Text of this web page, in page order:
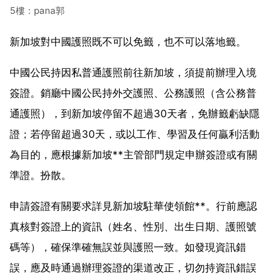
5樓：pana郭
新加坡對中國護照既不可以免籤，也不可以落地籤。
中國公民持因私普通護照前往新加坡，須提前辦理入境
簽證。銷廳中國公民持外交護照、公務護照（含公務普
通護照），到新加坡停留不超過30天者，免辦籤虧缺隱
證；若停留超過30天，或以工作、學習及任何贏利活動
為目的，應根據新加坡**主管部門規定申辦簽證或有關
準證。扮散。
申請簽證有關要求詳見新加坡駐華使領館**。行前應認
真核對簽證上的資訊（姓名、性別、出生日期、護照號
碼等），確保準確無誤並與護照一致。如發現資訊錯
誤，應及時通過辦理簽證的渠道改正，切勿持資訊錯誤